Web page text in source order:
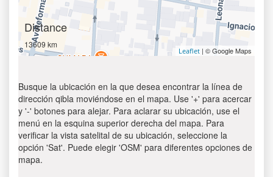
Distance
13609 km
Leaflet | © Google Maps
Busque la ubicación en la que desea encontrar la línea de
dirección qibla moviéndose en el mapa. Use '+' para acercar
y '-' botones para alejar. Para aclarar su ubicación, use el
menú en la esquina superior derecha del mapa. Para
verificar la vista satelital de su ubicación, seleccione la
opción 'Sat'. Puede elegir 'OSM' para diferentes opciones de
mapa.